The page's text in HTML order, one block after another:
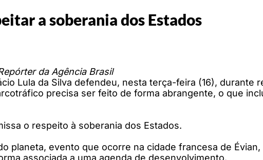
a soberania dos Estados
da Agência Brasil
Lula da Silva defendeu, nesta terça-feira (16), durante
precisa ser feito de forma abrangente, o que
o respeito à soberania dos Estados.
planeta, evento que ocorre na cidade francesa de
associada a uma agenda de desenvolvimento.